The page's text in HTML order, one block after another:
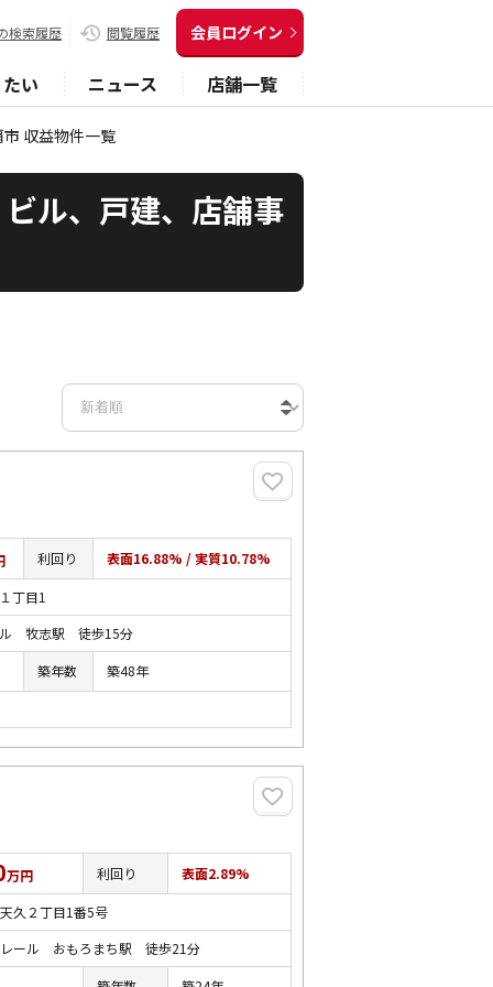
検索履歴 閲覧履歴 会員ログイン
い ニュース 店舗一覧
市 収益物件一覧
ル、戸建、店舗事
利回り 表面16.88% / 実質10.78%
丁目1
ル 牧志駅 徒歩15分
築年数
築48年
万円 利回り 表面2.89%
久２丁目1番5号
レール おもろまち駅 徒歩21分